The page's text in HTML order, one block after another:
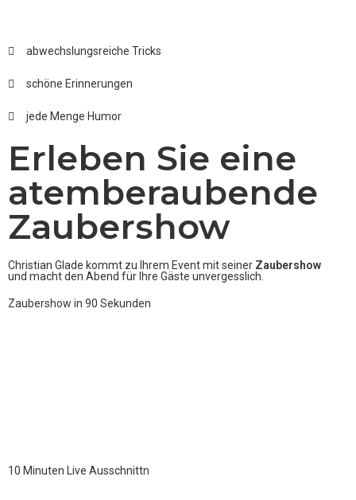
abwechslungsreiche Tricks
schöne Erinnerungen
jede Menge Humor
Erleben Sie eine
atemberaubende
Zaubershow
Christian Glade kommt zu Ihrem Event mit seiner Zaubershow
und macht den Abend für Ihre Gäste unvergesslich.
Zaubershow in 90 Sekunden
10 Minuten Live Ausschnittn